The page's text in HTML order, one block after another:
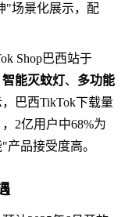
"场景化展示，配
Shop巴西站于
智能灭蚊灯、 多功能
巴西TikTok下载量
2亿用户中68%为
品接受度高。